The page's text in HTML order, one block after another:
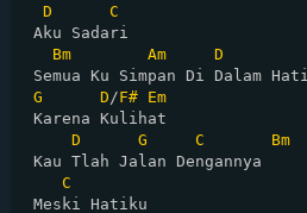
D
C
Aku Sadari
Bm
Am
D
Semua Ku Simpan Di Dalam Hati
G
D /F# Em
Karena Kulihat
D
G C
Bm
Kau Tlah Jalan Dengannya
C
Meski Hatiku